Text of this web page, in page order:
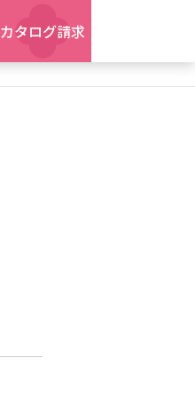
カタログ請求